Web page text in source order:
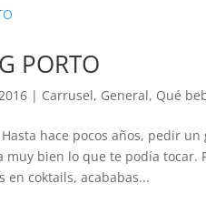
PORTO
| Carrusel, General, Qué
Hasta hace pocos años, pedir
muy bien lo que te podía tocar.
en coktails, acababas...